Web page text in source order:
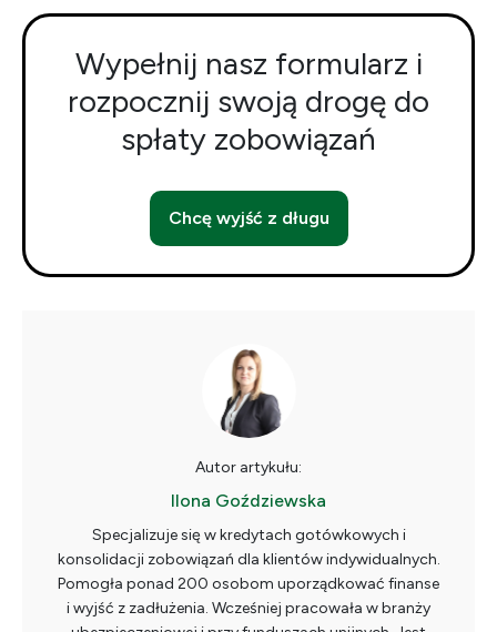
Wypełnij nasz formularz i
rozpocznij swoją drogę do
spłaty zobowiązań
Chcę wyjść z długu
Autor artykułu:
Ilona Goździewska
Specjalizuje się w kredytach gotówkowych i
konsolidacji zobowiązań dla klientów indywidualnych.
Pomogła ponad 200 osobom uporządkować finanse
i wyjść z zadłużenia. Wcześniej pracowała w branży